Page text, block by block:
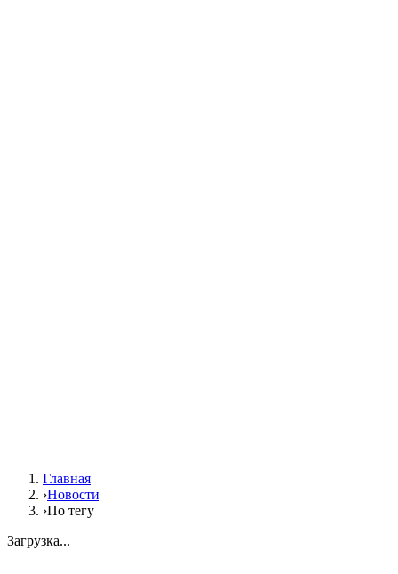
Главная
›Новости
›По тегу
Загрузка...